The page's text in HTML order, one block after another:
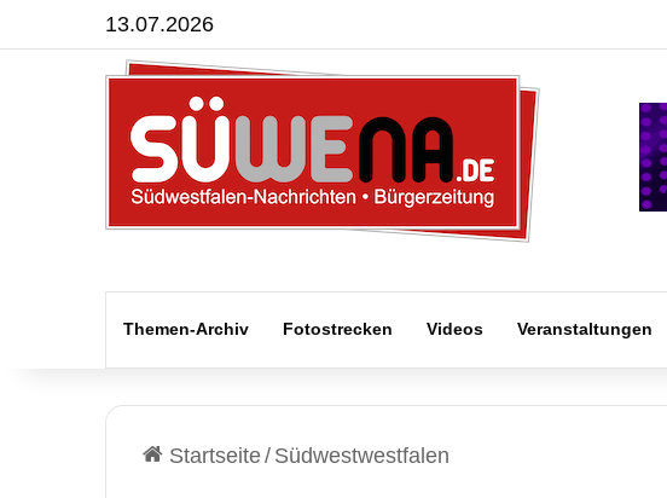
13.07.2026
Themen-Archiv Fotostrecken Videos Veranstaltungen
Startseite/ Südwestwestfalen